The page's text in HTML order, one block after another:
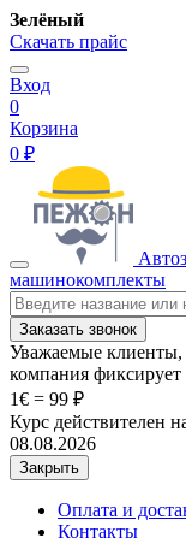
Зелёный
Скачать прайс
Вход
0
Корзина
0 ₽
машинокомплекты
Заказать звонок
Уважаемые клиенты,
компания
1€ = 99 ₽
Курс действителен
08.08.2026
Закрыть
Оплата и
Контакты